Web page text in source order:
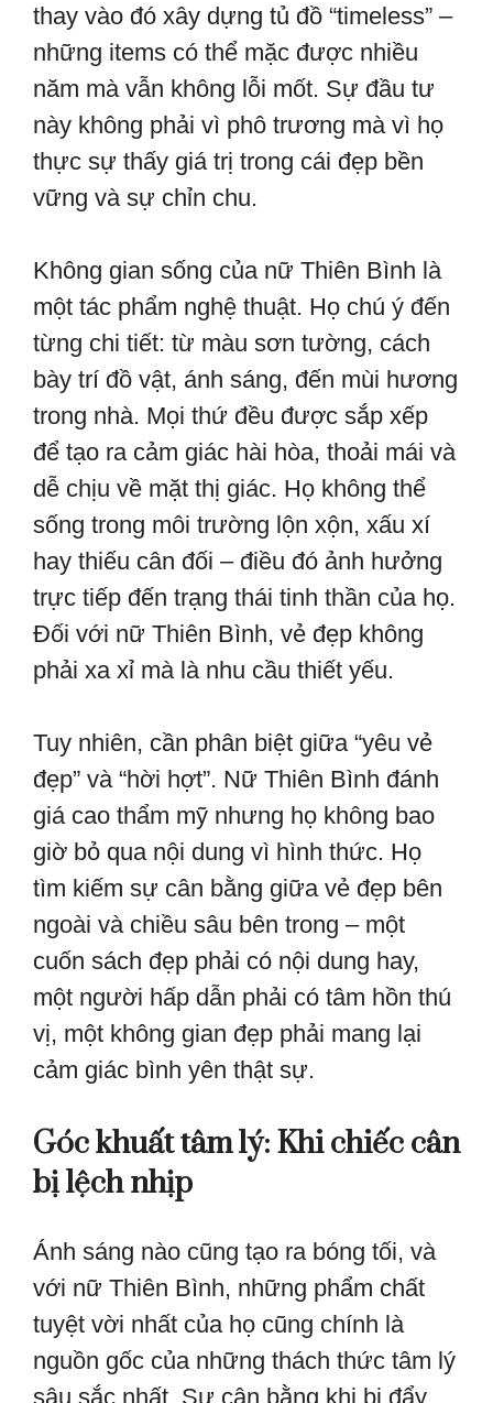
thay vào đó xây dựng tủ đồ “timeless” –
những items có thể mặc được nhiều
năm mà vẫn không lỗi mốt. Sự đầu tư
này không phải vì phô trương mà vì họ
thực sự thấy giá trị trong cái đẹp bền
vững và sự chỉn chu.
Không gian sống của nữ Thiên Bình là
một tác phẩm nghệ thuật. Họ chú ý đến
từng chi tiết: từ màu sơn tường, cách
bày trí đồ vật, ánh sáng, đến mùi hương
trong nhà. Mọi thứ đều được sắp xếp
để tạo ra cảm giác hài hòa, thoải mái và
dễ chịu về mặt thị giác. Họ không thể
sống trong môi trường lộn xộn, xấu xí
hay thiếu cân đối – điều đó ảnh hưởng
trực tiếp đến trạng thái tinh thần của họ.
Đối với nữ Thiên Bình, vẻ đẹp không
phải xa xỉ mà là nhu cầu thiết yếu.
Tuy nhiên, cần phân biệt giữa “yêu vẻ
đẹp” và “hời hợt”. Nữ Thiên Bình đánh
giá cao thẩm mỹ nhưng họ không bao
giờ bỏ qua nội dung vì hình thức. Họ
tìm kiếm sự cân bằng giữa vẻ đẹp bên
ngoài và chiều sâu bên trong – một
cuốn sách đẹp phải có nội dung hay,
một người hấp dẫn phải có tâm hồn thú
vị, một không gian đẹp phải mang lại
cảm giác bình yên thật sự.
Góc khuất tâm lý: Khi chiếc cân
bị lệch nhịp
Ánh sáng nào cũng tạo ra bóng tối, và
với nữ Thiên Bình, những phẩm chất
tuyệt vời nhất của họ cũng chính là
nguồn gốc của những thách thức tâm lý
sâu sắc nhất. Sự cân bằng khi bị đẩy